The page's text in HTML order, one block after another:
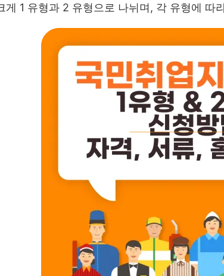
게 1 유형과 2 유형으로 나뉘며, 각 유형에 따